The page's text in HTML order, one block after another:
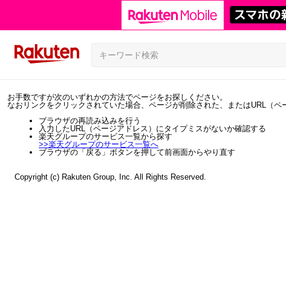
お手数ですが次のいずれかの方法でページをお探しください。
なおリンクをクリックされていた場合、ページが削除された、またはURL（ペ
ブラウザの再読み込みを行う
入力したURL（ページアドレス）にタイプミスがないか確認する
楽天グループのサービス一覧から探す
>>楽天グループのサービス一覧へ
ブラウザの「戻る」ボタンを押して前画面からやり直す
Copyright (c) Rakuten Group, Inc. All Rights Reserved.